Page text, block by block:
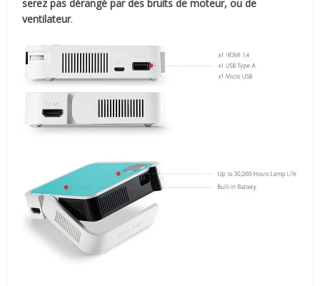
serez pas dérangé par des bruits de moteur, ou de
ventilateur.